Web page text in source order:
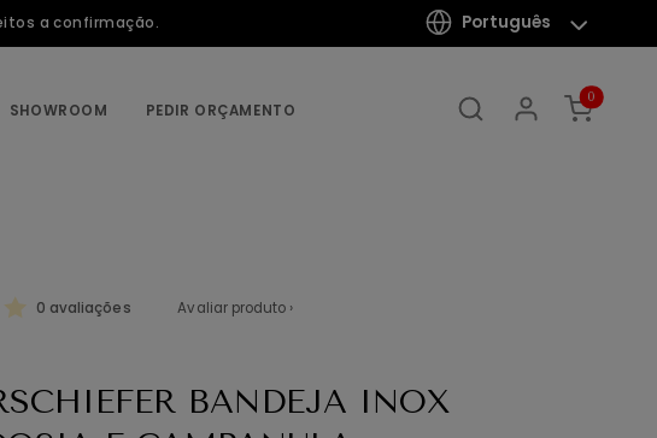
a confirmação. Português
SHOWROOM PEDIR ORÇAMENTO
0
0 avaliações Avaliar produto ›
BANDEJA INOX